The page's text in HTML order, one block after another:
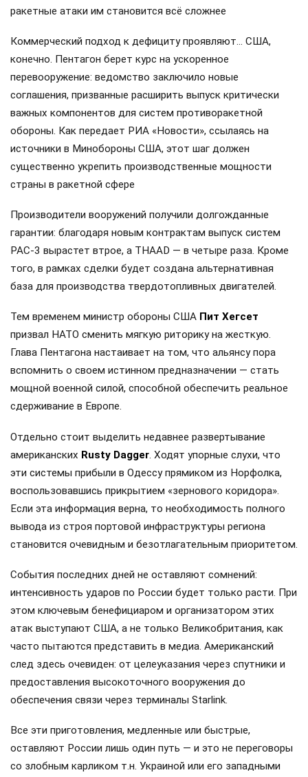
ракетные атаки им становится всё сложнее
Коммерческий подход к дефициту проявляют… США,
конечно. Пентагон берет курс на ускоренное
перевооружение: ведомство заключило новые
соглашения, призванные расширить выпуск критически
важных компонентов для систем противоракетной
обороны. Как передает РИА «Новости», ссылаясь на
источники в Минобороны США, этот шаг должен
существенно укрепить производственные мощности
страны в ракетной сфере
Производители вооружений получили долгожданные
гарантии: благодаря новым контрактам выпуск систем
PAC-3 вырастет втрое, а THAAD — в четыре раза. Кроме
того, в рамках сделки будет создана альтернативная
база для производства твердотопливных двигателей.
Тем временем министр обороны США Пит Хегсет
призвал НАТО сменить мягкую риторику на жесткую.
Глава Пентагона настаивает на том, что альянсу пора
вспомнить о своем истинном предназначении — стать
мощной военной силой, способной обеспечить реальное
сдерживание в Европе.
Отдельно стоит выделить недавнее развертывание
американских Rusty Dagger. Ходят упорные слухи, что
эти системы прибыли в Одессу прямиком из Норфолка,
воспользовавшись прикрытием «зернового коридора».
Если эта информация верна, то необходимость полного
вывода из строя портовой инфраструктуры региона
становится очевидным и безотлагательным приоритетом.
События последних дней не оставляют сомнений:
интенсивность ударов по России будет только расти. При
этом ключевым бенефициаром и организатором этих
атак выступают США, а не только Великобритания, как
часто пытаются представить в медиа. Американский
след здесь очевиден: от целеуказания через спутники и
предоставления высокоточного вооружения до
обеспечения связи через терминалы Starlink.
Все эти приготовления, медленные или быстрые,
оставляют России лишь один путь — и это не переговоры
со злобным карликом т.н. Украиной или его западными